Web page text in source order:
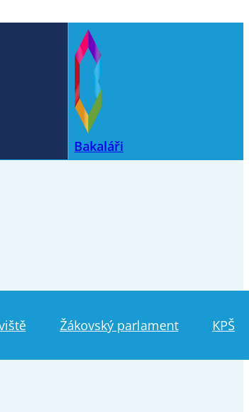
Bakaláři
Žákovský parlament KPŠ